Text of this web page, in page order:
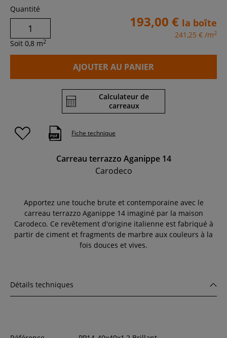
Quantité
Soit 0,8 m2
193,00 € la boîte
241,25 € /m2
AJOUTER AU PANIER
Calculateur de
carreaux
Fiche technique
Carreau terrazzo Aganippe 14
Carodeco
Apportez une touche brute et contemporaine avec le
carreau terrazzo Aganippe 14 imaginé par la maison
Carodeco. Ce revêtement d'origine italienne est fabriqué à
partir de ciment et fragments de marbre aux couleurs à la
fois douces et vives.
Détails techniques